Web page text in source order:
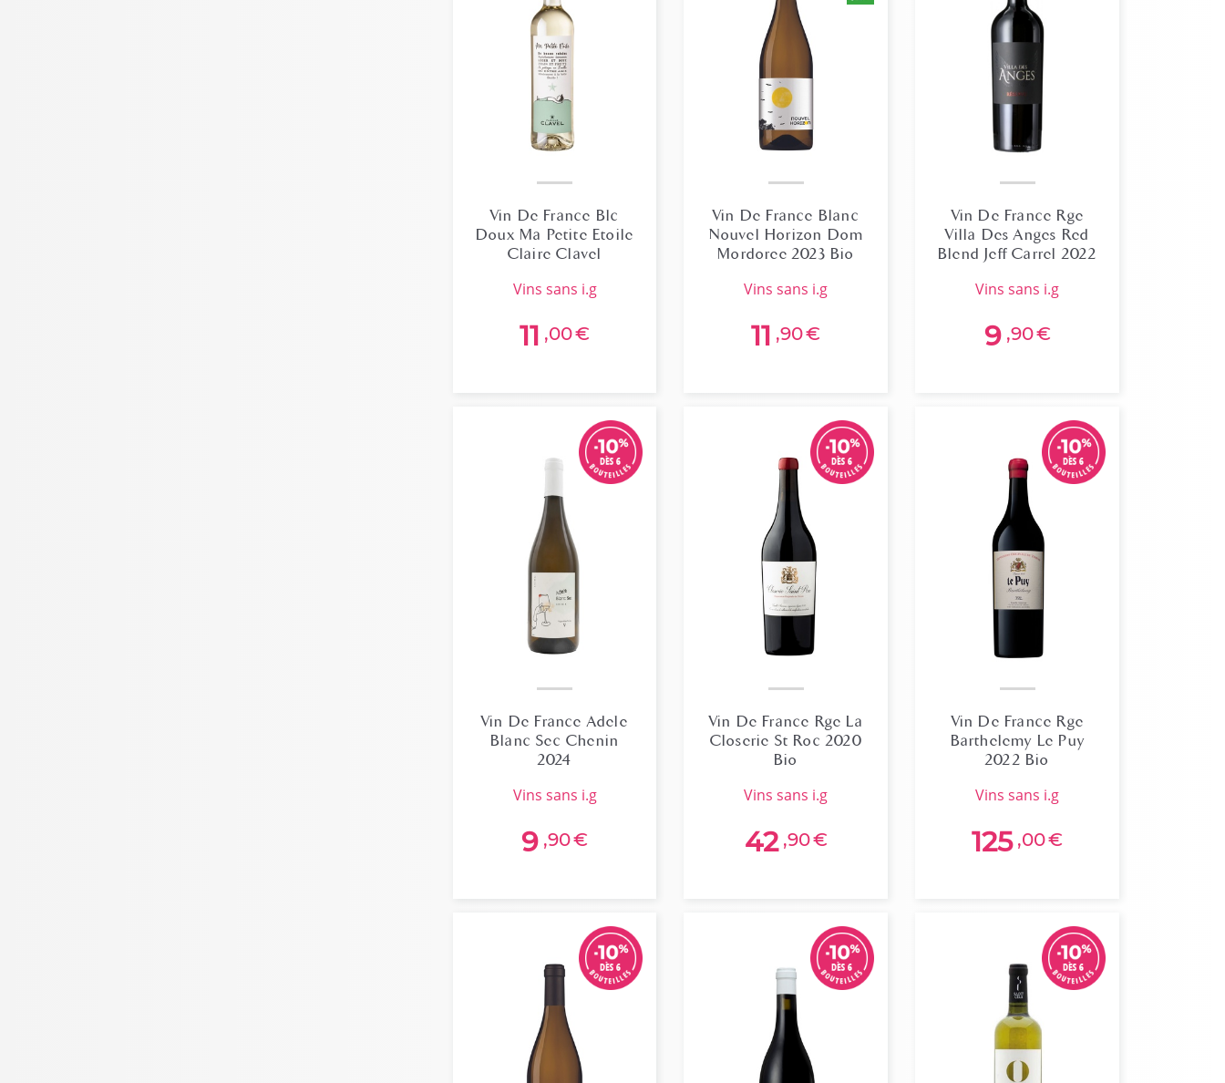
Vin De France Blc
Doux Ma Petite Etoile
Claire Clavel
vins sans i.g
11 ,00€
Vin De France Blanc
Nouvel Horizon Dom
Mordoree 2023 Bio
vins sans i.g
11 ,90€
Vin De France Rge
Villa Des Anges Red
Blend Jeff Carrel 2022
vins sans i.g
9 ,90€
Vin De France Adele
Blanc Sec Chenin
2024
vins sans i.g
9 ,90€
Vin De France Rge La
Closerie St Roc 2020
Bio
vins sans i.g
42 ,90€
Vin De France Rge
Barthelemy Le Puy
2022 Bio
vins sans i.g
125 ,00€